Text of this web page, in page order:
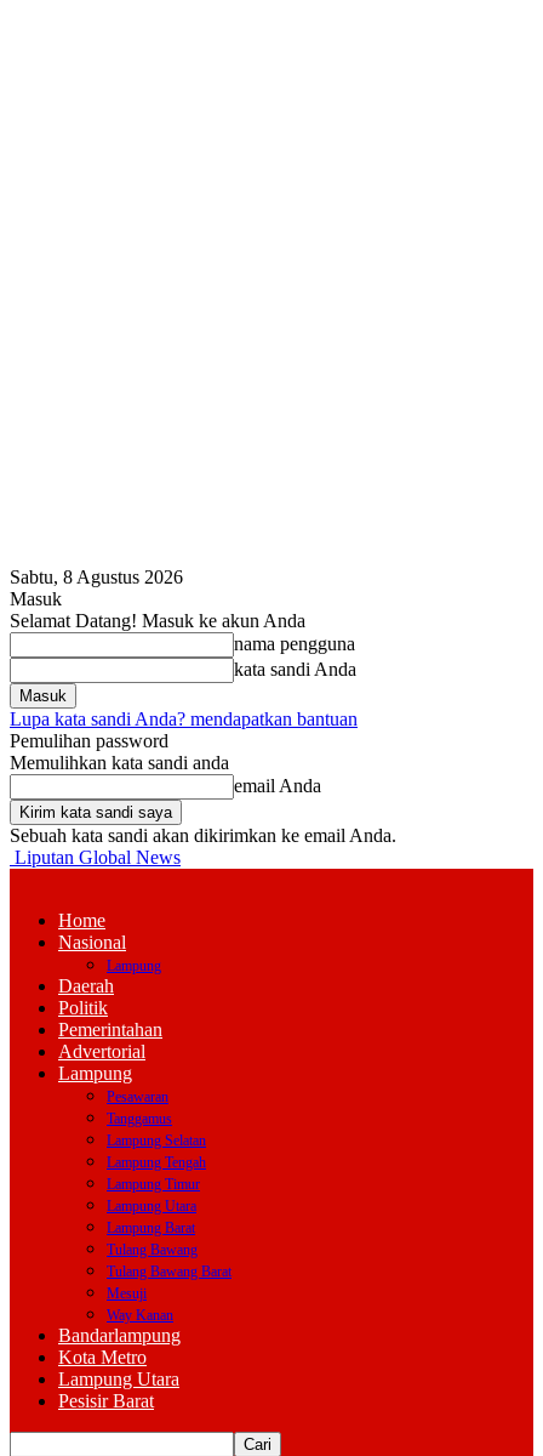
Sabtu, 8 Agustus 2026
Masuk
Selamat Datang! Masuk ke akun Anda
nama pengguna
kata sandi Anda
Lupa kata sandi Anda? mendapatkan bantuan
Pemulihan password
Memulihkan kata sandi anda
email Anda
Sebuah kata sandi akan dikirimkan ke email Anda.
Liputan Global News
Home
Nasional
Lampung
Daerah
Politik
Pemerintahan
Advertorial
Lampung
Pesawaran
Tanggamus
Lampung Selatan
Lampung Tengah
Lampung Timur
Lampung Utara
Lampung Barat
Tulang Bawang
Tulang Bawang Barat
Mesuji
Way Kanan
Bandarlampung
Kota Metro
Lampung Utara
Pesisir Barat